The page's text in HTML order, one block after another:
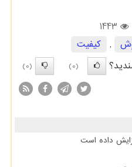
1443
,
كیفیت
(0)
(0)
داده است